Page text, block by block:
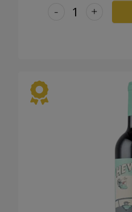
+
-